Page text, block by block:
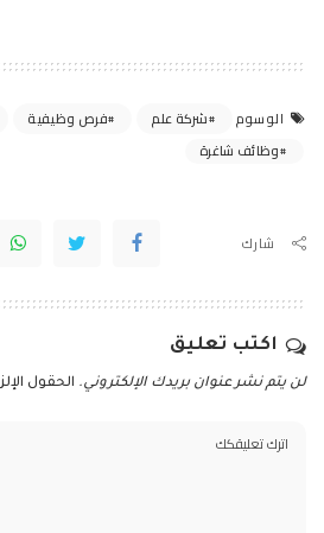
الوسوم شركة علم فرص وظيفية
وظائف شاغرة
شارك
اكتب تعليق
لن يتم نشر عنوان بريدك الإلكتروني. الحقول